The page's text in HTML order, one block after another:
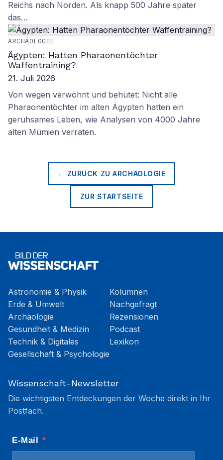
Reichs nach Norden. Als knapp 500 Jahre später
das…
ARCHÄOLOGIE
Ägypten: Hatten Pharaonentöchter
Waffentraining?
21. Juli 2026
Von wegen verwöhnt und behütet: Nicht alle
Pharaonentöchter im alten Ägypten hatten ein
geruhsames Leben, wie Analysen von 4000 Jahre
alten Mumien verraten.
← ZURÜCK ZUARCHÄOLOGIE
ZUR STARTSEITE
Astronomie & Physik
Erde & Umwelt
Archäologie
Gesundheit & Medizin
Technik & Digitales
Gesellschaft & Psychologie
Kolumnen
Nachgefragt
Rezensionen
Podcast
Lexikon
Wissenschaft-Newsletter
Die wichtigsten Entdeckungen der Woche direkt in Ihr
Postfach.